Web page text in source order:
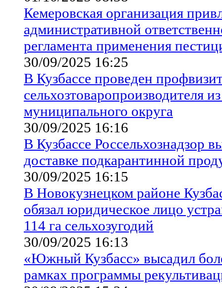
Кемеровская организация
административной
регламента применения
30/09/2025 16:25
В Кузбассе проведен
сельхозтоваропроизводителя
муниципального округа
30/09/2025 16:16
В Кузбассе Россельхознадзор
доставке подкарантинной
30/09/2025 16:15
В Новокузнецком районе
обязал юридическое лицо
114 га сельхозугодий
30/09/2025 16:13
«Южный Кузбасс» высадил
рамках программы